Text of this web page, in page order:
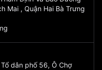
Mai , Quận Hai Bà Trưng
dân phố 56, Ô Chợ